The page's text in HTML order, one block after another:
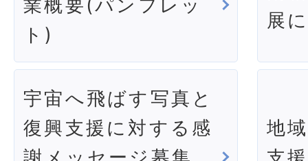
業概要(パンフレッ
ト)
展
宇宙へ飛ばす写真と
復興支援に対する感
地